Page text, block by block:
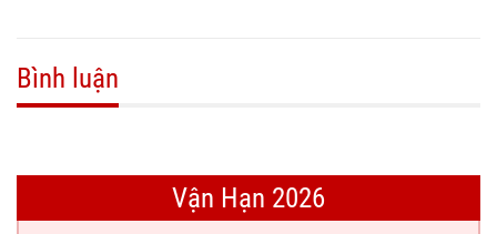
Bình luận
Vận Hạn 2026